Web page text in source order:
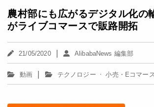
農村部にも広がるデジタル化の
がライブコマースで販路開拓
21/05/2020 | AlibabaNews 編集部
動画 | テクノロジー · 小売・Eコマース